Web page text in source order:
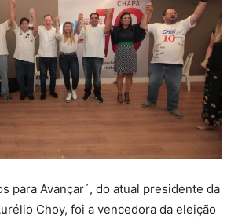
para Avançar´, do atual presidente da
Choy, foi a vencedora da eleição